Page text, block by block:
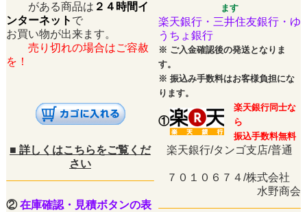
ます
がある商品は ２４時間イ
ンターネット で
お買い物が出来ます。
売り切れの場合はご容赦
を！
楽天銀行・三井住友銀行・ゆ
うちょ銀行
※ ご入金確認後の発送となりま
す。
※ 振込み手数料はお客様負担にな
ります。
①
楽天銀行同士な
ら
振込手数料無料
■ 詳しくはこちらをご覧くだ
さい
楽天銀行/タンゴ支店/普通
７０１０６７４/株式会社
水野商会
②在庫確認・見積ボタンの表